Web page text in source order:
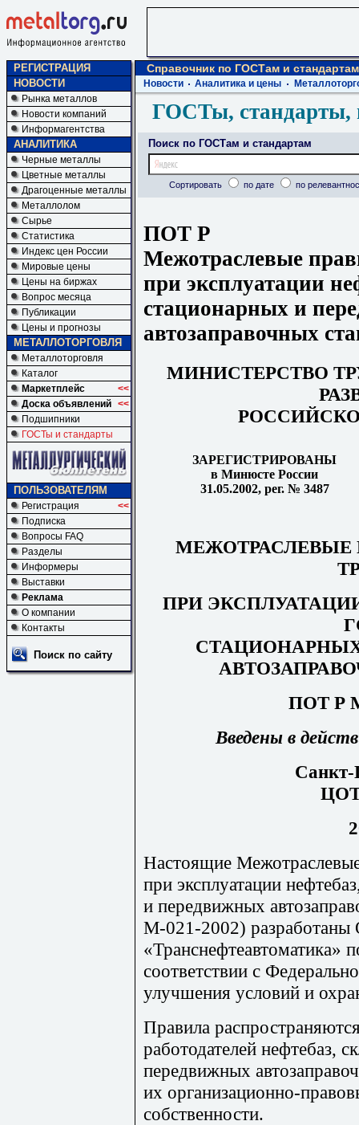
РЕГИСТРАЦИЯ
НОВОСТИ
Рынка металлов
Новости компаний
Информагентства
АНАЛИТИКА
Черные металлы
Цветные металлы
Драгоценные металлы
Металлолом
Сырье
Статистика
Индекс цен России
Мировые цены
Цены на биржах
Вопрос месяца
Публикации
Цены и прогнозы
МЕТАЛЛОТОРГОВЛЯ
Металлоторговля
Каталог
Маркетплейс
<<
Доска объявлений <<
Подшипники
ГОСТы и стандарты
ПОЛЬЗОВАТЕЛЯМ
Регистрация
<<
Подписка
Вопросы FAQ
Разделы
Информеры
Выставки
Реклама
О компании
Контакты
Поиск по сайту
Справочник по ГОСТам и стандартам
Новости Аналитика и цены
ГОСТы, стандарты,
Поиск по ГОСТам и стандартам
Сортировать по дате по
ПОТ Р
Межотраслевые
при эксплуатации
стационарных и
автозаправочных
МИНИСТЕРСТВО
ЗАРЕГИСТРИРОВАНЫ
в Минюсте России
31.05.2002, рег. № 3487
МЕЖОТРАСЛЕВЫЕ
ПРИ
ПОТ Р
Введены в
Санкт-
Настоящие
при эксплуатации
и передвижных
М-021-2002)
«Транснефтеавтоматика»
соответствии с
улучшения условий и
Правила
работодателей нефтебаз,
передвижных
их организационно-
собственности.